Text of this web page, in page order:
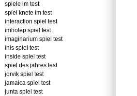
spiele im test
spiel knete im test
interaction spiel test
imhotep spiel test
imaginarium spiel test
inis spiel test
inside spiel test
spiel des jahres test
jorvik spiel test
jamaica spiel test
junta spiel test